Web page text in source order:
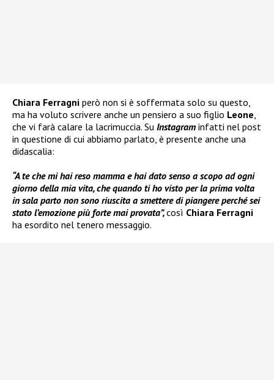
Chiara Ferragni però non si è soffermata solo su questo,
ma ha voluto scrivere anche un pensiero a suo figlio Leone,
che vi farà calare la lacrimuccia. Su Instagram infatti nel post
in questione di cui abbiamo parlato, è presente anche una
didascalia:
“A te che mi hai reso mamma e hai dato senso a scopo ad ogni
giorno della mia vita, che quando ti ho visto per la prima volta
in sala parto non sono riuscita a smettere di piangere perché sei
stato l’emozione più forte mai provata”,così Chiara Ferragni
ha esordito nel tenero messaggio.